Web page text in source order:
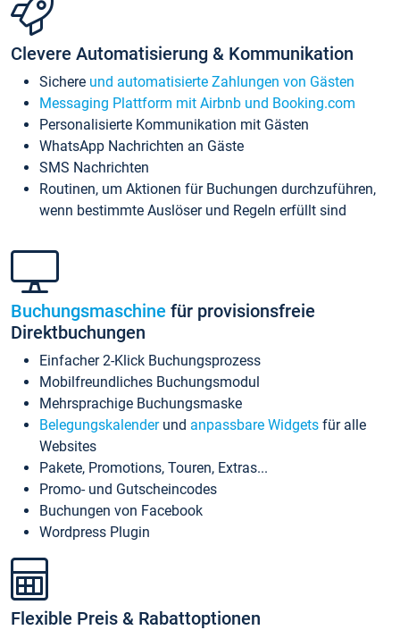
Clevere Automatisierung & Kommunikation
Sichere und automatisierte Zahlungen von Gästen
Messaging Plattform mit Airbnb und Booking.com
Personalisierte Kommunikation mit Gästen
WhatsApp Nachrichten an Gäste
SMS Nachrichten
Routinen, um Aktionen für Buchungen durchzuführen,
wenn bestimmte Auslöser und Regeln erfüllt sind
Buchungsmaschine für provisionsfreie
Direktbuchungen
Einfacher 2-Klick Buchungsprozess
Mobilfreundliches Buchungsmodul
Mehrsprachige Buchungsmaske
Belegungskalenderund anpassbare Widgets für alle
Websites
Pakete, Promotions, Touren, Extras...
Promo- und Gutscheincodes
Buchungen von Facebook
Wordpress Plugin
Flexible Preis & Rabattoptionen